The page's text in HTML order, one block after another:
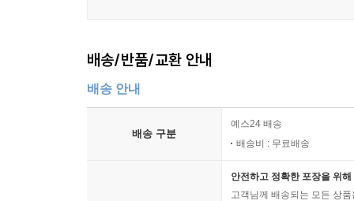
배송/반품/교환 안내
배송 안내
배송 구분
예스24 배송
배송비 : 무료배송
안전하고 정확한 포장을 위
고객님께 배송되는 모든 상